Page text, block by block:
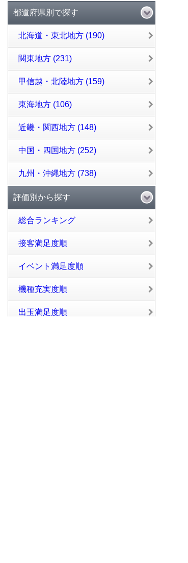
都道府県別で探す
北海道・東北地方 (190)
関東地方 (231)
甲信越・北陸地方 (159)
東海地方 (106)
近畿・関西地方 (148)
中国・四国地方 (252)
九州・沖縄地方 (738)
評価別から探す
総合ランキング
接客満足度順
イベント満足度順
機種充実度順
出玉満足度順